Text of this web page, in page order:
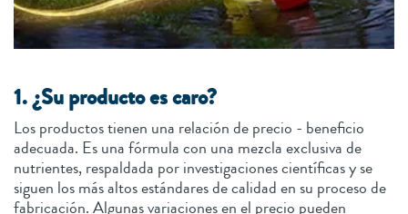
1. ¿Su producto es caro?
Los productos tienen una relación de precio - beneficio
adecuada. Es una fórmula con una mezcla exclusiva de
nutrientes, respaldada por investigaciones científicas y se
siguen los más altos estándares de calidad en su proceso de
fabricación. Algunas variaciones en el precio pueden